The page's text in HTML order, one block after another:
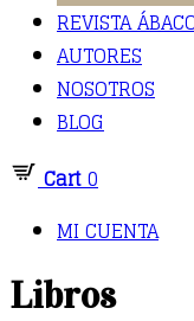
REVISTA
AUTORES
NOSOTROS
BLOG
Cart0
MI CUENTA
Libros